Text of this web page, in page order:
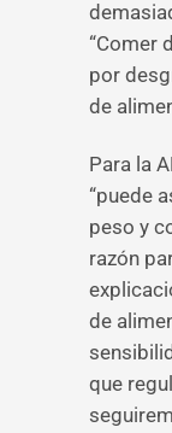
“Comer
por
de
Para la
“puede
peso y
razón
de
que